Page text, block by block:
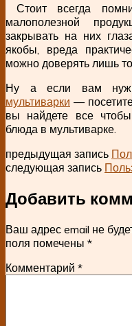
Стоит всегда
малополезной
закрывать на них
якобы, вреда
можно доверять лишь
Ну а если вам
мультиварки —
вы найдете все
блюда в мультиварке.
предыдущая запись
следующая запись
Добавить
Ваш адрес email не
поля помечены *
Комментарий *